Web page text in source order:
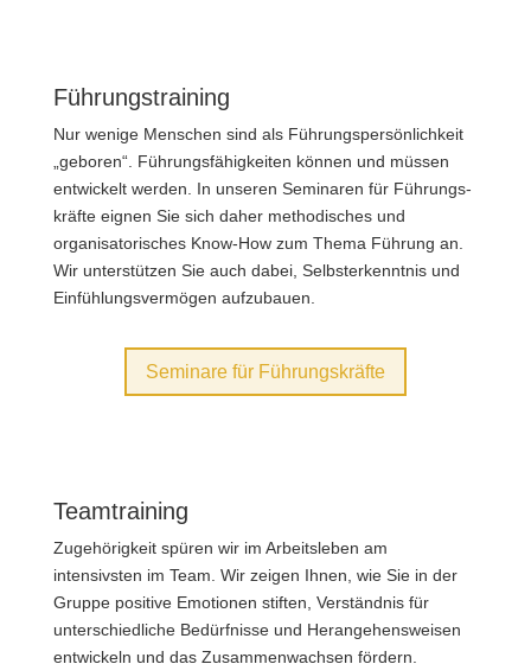
Führungstraining
Nur wenige Menschen sind als Führungs­persönlichkeit
„geboren“. Führungs­fähigkeiten können und müssen
entwickelt werden. In unseren Seminaren für Führungs­
kräfte eignen Sie sich daher methodisches und
organisatorisches Know-How zum Thema Führung an.
Wir unterstützen Sie auch dabei, Selbst­erkenntnis und
Einfühlungs­vermögen aufzubauen.
Seminare für Führungskräfte
Teamtraining
Zugehörig­keit spüren wir im Arbeits­leben am
intensivsten im Team. Wir zeigen Ihnen, wie Sie in der
Gruppe positive Emotionen stiften, Verständnis für
unterschiedliche Bedürfnisse und Herangehens­weisen
entwickeln und das Zusammen­wachsen fördern.